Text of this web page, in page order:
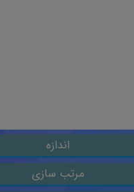
اندازه
مرتب سازی